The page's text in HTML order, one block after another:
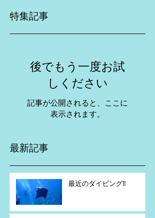
特集記事
後でもう一度お試
しください
記事が公開されると、ここに
表示されます。
最新記事
最近のダイビング‼️